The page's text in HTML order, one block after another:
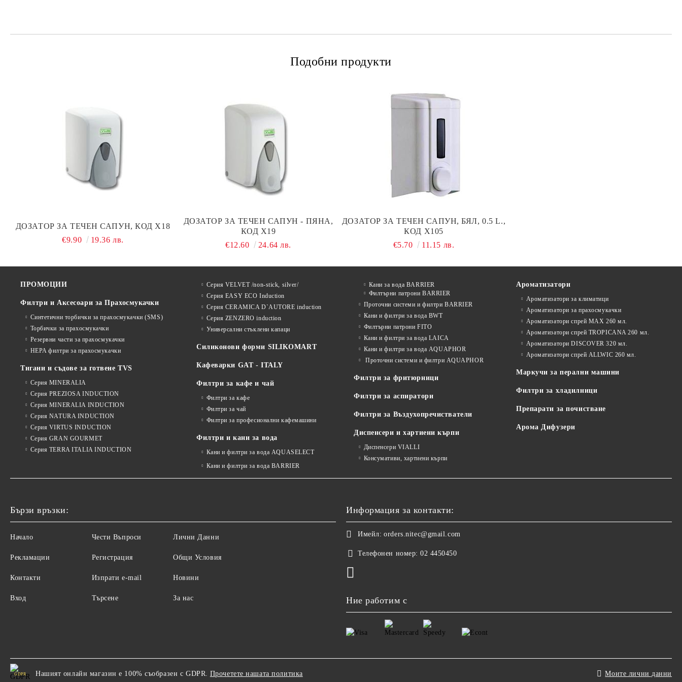
Подобни продукти
ДОЗАТОР ЗА ТЕЧЕН САПУН, КОД Х18
€9.90
19.36 лв.
ДОЗАТОР ЗА ТЕЧЕН САПУН - ПЯНА,
КОД Х19
€12.60
24.64 лв.
ДОЗАТОР ЗА ТЕЧЕН САПУН, БЯЛ, 0.5 L.,
КОД Х105
€5.70
11.15 лв.
ПРОМОЦИИ
Филтри и Аксесоари за Прахосмукачки
Синтетични торбички за прахосмукачки (SMS)
Торбички за прахосмукачки
Резервни части за прахосмукачки
HEPA филтри за прахосмукачки
Тигани и съдове за готвене TVS
Серия MINERALIA
Серия PREZIOSA INDUCTION
Серия MINERALIA INDUCTION
Серия NATURA INDUCTION
Серия VIRTUS INDUCTION
Серия GRAN GOURMET
Серия TERRA ITALIA INDUCTION
Серия VELVET /non-stick, silver/
Серия EASY ECO Induction
Серия CERAMICA D`AUTORE induction
Серия ZENZERO induction
Универсални стъклени капаци
Силиконови форми SILIKOMART
Кафеварки GAT - ITALY
Филтри за кафе и чай
Филтри за кафе
Филтри за чай
Филтри за професионални кафемашини
Филтри и кани за вода
Кани и филтри за вода AQUASELECT
Кани и филтри за вода BARRIER
Кани за вода BARRIER
Филтърни патрони BARRIER
Проточни системи и филтри BARRIER
Кани и филтри за вода BWT
Филтърни патрони FITO
Кани и филтри за вода LAICA
Кани и филтри за вода AQUAPHOR
Проточни системи и филтри AQUAPHOR
Филтри за фритюрници
Филтри за аспиратори
Филтри за Въздухопречистватели
Диспенсери и хартиени кърпи
Диспенсери VIALLI
Консумативи, хартиени кърпи
Ароматизатори
Ароматизатори за климатици
Ароматизатори за прахосмукачки
Ароматизатори спрей MAX 260 мл.
Ароматизатори спрей TROPICANA 260 мл.
Ароматизатори DISCOVER 320 мл.
Ароматизатори спрей ALLWIC 260 мл.
Маркучи за перални машини
Филтри за хладилници
Препарати за почистване
Арома Дифузери
Бързи връзки:
Начало
Рекламации
Контакти
Вход
Чести Въпроси
Регистрация
Изпрати e-mail
Търсене
Лични Данни
Общи Условия
Новини
За нас
Информация за контакти:
Имейл: orders.nitec@gmail.com
Телефонен номер: 02 4450450
Ние работим с
GDPR Нашият онлайн магазин е 100% съобразен с GDPR. Прочетете нашата политика Моите лични данни